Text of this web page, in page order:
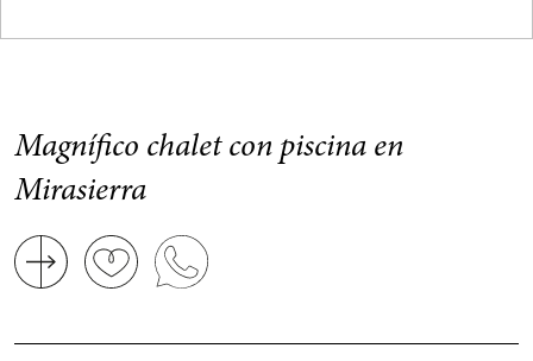
Magnífico chalet con piscina en
Mirasierra